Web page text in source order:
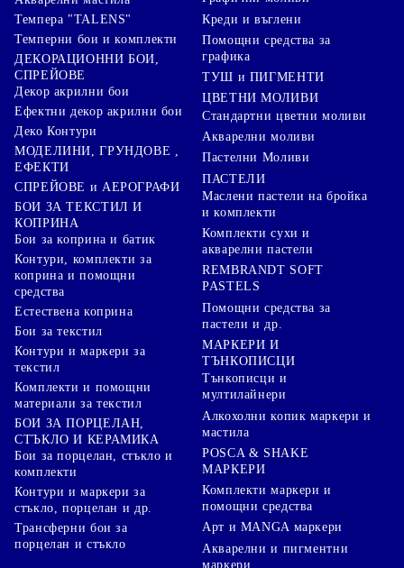
Темпера "TALENS"
Темперни бои и комплекти
ДЕКОРАЦИОННИ БОИ,
СПРЕЙОВЕ
Декор акрилни бои
Ефектни декор акрилни бои
Деко Контури
МОДЕЛИНИ, ГРУНДОВЕ ,
ЕФЕКТИ
СПРЕЙОВЕ и АЕРОГРАФИ
БОИ ЗА ТЕКСТИЛ И
КОПРИНА
Бои за коприна и батик
Контури, комплекти за
коприна и помощни
средства
Естествена коприна
Бои за текстил
Контури и маркери за
текстил
Комплекти и помощни
материали за текстил
БОИ ЗА ПОРЦЕЛАН,
СТЪКЛО И КЕРАМИКА
Бои за порцелан, стъкло и
комплекти
Контури и маркери за
стъкло, порцелан и др.
Трансферни бои за
порцелан и стъкло
Креди и въглени
Помощни средства за
графика
ТУШ и ПИГМЕНТИ
ЦВЕТНИ МОЛИВИ
Стандартни цветни моливи
Акварелни моливи
Пастелни Моливи
ПАСТЕЛИ
Маслени пастели на бройка
и комплекти
Комплекти сухи и
акварелни пастели
REMBRANDT SOFT
PASTELS
Помощни средства за
пастели и др.
МАРКЕРИ И
ТЪНКОПИСЦИ
Тънкописци и
мултилайнери
Алкохолни копик маркери и
мастила
POSCA & SHAKE
МАРКЕРИ
Комплекти маркери и
помощни средства
Арт и MANGA маркери
Акварелни и пигментни
маркери